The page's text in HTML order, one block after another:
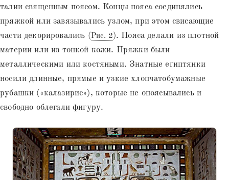
талии священным поясом. Концы пояса соединялись
пряжкой или завязывались узлом, при этом свисающие
части декорировались (Рис. 2). Пояса делали из плотной
материи или из тонкой кожи. Пряжки были
металлическими или костяными. Знатные египтянки
носили длинные, прямые и узкие хлопчатобумажные
рубашки («калазирис»), которые не опоясывались и
свободно облегали фигуру.